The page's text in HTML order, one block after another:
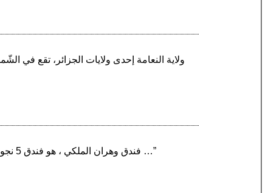
“فندق وهران الملكي ‏، هو فندق 5 نجوم تابع لمجموعة مجاليري، فرع لسلسلة أكور الفرنسية التي تعتبر واحدة من الرواد العالميين في مجال الفندقة …”